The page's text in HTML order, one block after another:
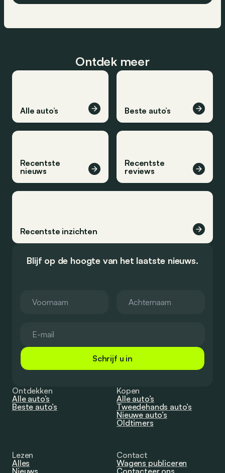
Ontdek meer
Alle auto’s Beste auto’s
Recentste
nieuws
Recentste
reviews
Recentste inzichten
Blijf op de hoogte van het laatste nieuws.
Schrijf u in
Ontdekken
Alle auto’s
Beste auto’s
Kopen
Alle auto’s
Tweedehands auto’s
Nieuwe auto’s
Oldtimers
Lezen
Alles
Nieuws
Contact
Wagens publiceren
Contacteer ons